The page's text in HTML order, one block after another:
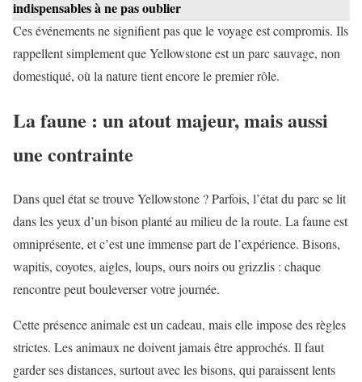
indispensables à ne pas oublier
Ces événements ne signifient pas que le voyage est compromis. Ils
rappellent simplement que Yellowstone est un parc sauvage, non
domestiqué, où la nature tient encore le premier rôle.
La faune : un atout majeur, mais aussi
une contrainte
Dans quel état se trouve Yellowstone ? Parfois, l’état du parc se lit
dans les yeux d’un bison planté au milieu de la route. La faune est
omniprésente, et c’est une immense part de l’expérience. Bisons,
wapitis, coyotes, aigles, loups, ours noirs ou grizzlis : chaque
rencontre peut bouleverser votre journée.
Cette présence animale est un cadeau, mais elle impose des règles
strictes. Les animaux ne doivent jamais être approchés. Il faut
garder ses distances, surtout avec les bisons, qui paraissent lents